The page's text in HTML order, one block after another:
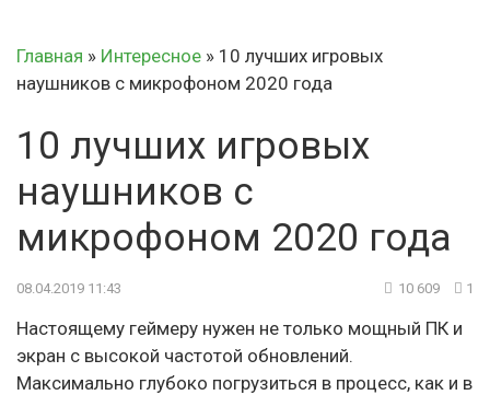
Главная » Интересное » 10 лучших игровых
наушников с микрофоном 2020 года
10 лучших игровых
наушников с
микрофоном 2020 года
08.04.2019 11:43 10 609 1
Настоящему геймеру нужен не только мощный ПК и
экран с высокой частотой обновлений.
Максимально глубоко погрузиться в процесс, как и в